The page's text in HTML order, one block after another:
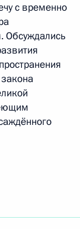
с временно
Обсуждались